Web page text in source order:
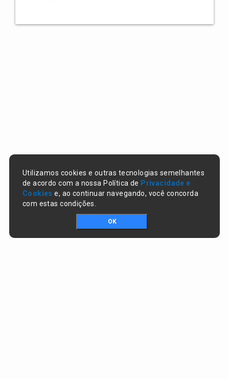
Utilizamos cookies e outras tecnologias semelhantes
de acordo com a nossa Política de Privacidade e
Cookies e, ao continuar navegando, você concorda
com estas condições.
OK